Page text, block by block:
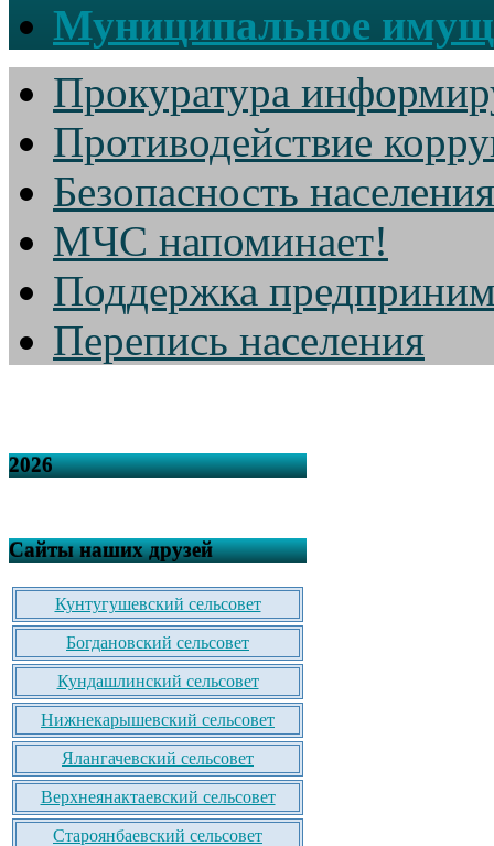
Муниципальное
Прокуратура
Противодействие
Безопасность населения
МЧС напоминает!
Поддержка
Перепись населения
2026
Сайты наших друзей
Кунтугушевский сельсовет
Богдановский сельсовет
Кундашлинский сельсовет
Нижнекарышевский сельсовет
Ялангачевский сельсовет
Верхнеянактаевский сельсовет
Староянбаевский сельсовет